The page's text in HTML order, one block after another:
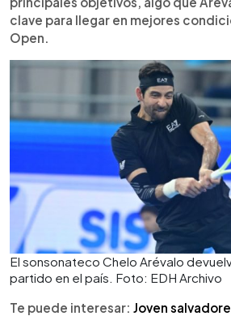
clave para llegar en mejores
Open.
El sonsonateco Chelo Arévalo
partido en el país. Foto: EDH Archivo
Te puede interesar: Joven